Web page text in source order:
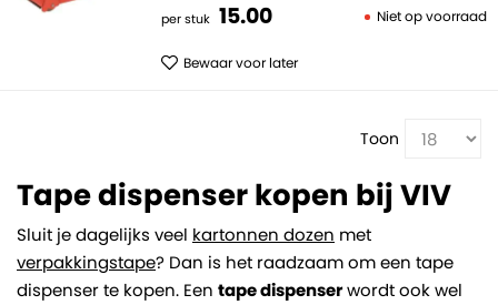
per stuk 15.00 Niet op voorraad
Bewaar voor later
Toon
Tape dispenser kopen bij VIV
Sluit je dagelijks veel kartonnen dozen met
verpakkingstape? Dan is het raadzaam om een tape
dispenser te kopen. Een tape dispenserwordt ook wel